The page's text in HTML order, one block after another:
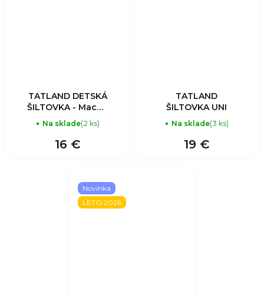
TATLAND DETSKÁ
ŠILTOVKA - Macko
- Ružová
Na sklade(2 ks)
16 €
TATLAND
ŠILTOVKA UNI
Na sklade(3 ks)
19 €
Novinka
LETO 2026